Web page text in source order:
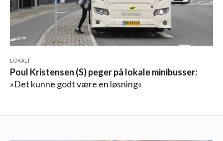
LOKALT
Poul Kristensen (S) peger på lokale minibusser:
»Det kunne godt være en løsning«